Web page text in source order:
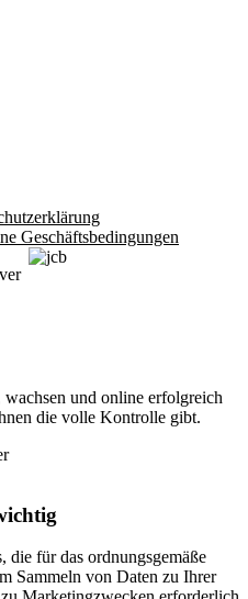
Geschäftsbedingungen
und online erfolgreich
die volle Kontrolle gibt.
die für das ordnungsgemäße
Sammeln von Daten zu Ihrer